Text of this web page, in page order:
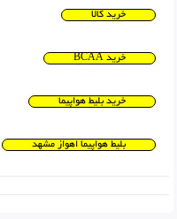
خرید کالا
خرید BCAA
خرید بلیط هواپیما
بلیط هواپیما اهواز مشهد